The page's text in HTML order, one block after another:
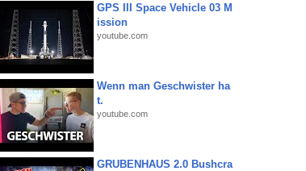
GPS III Space Vehicle 03 M
ission
youtube.com
Wenn man Geschwister ha
t.
youtube.com
GRUBENHAUS 2.0 Bushcra